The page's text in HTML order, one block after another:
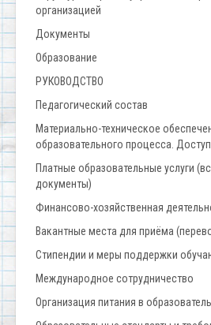
организацией
Документы
Образование
РУКОВОДСТВО
Педагогический состав
Материально-техническое
образовательного процесса.
Платные образовательные услуги
документы)
Финансово-хозяйственная
Вакантные места для приёма
Стипендии и меры поддержки
Международное сотрудничество
Организация питания в